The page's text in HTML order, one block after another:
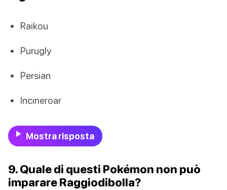
Raikou
Purugly
Persian
Incineroar
Mostra risposta
9. Quale di questi Pokémon non può
imparare Raggiodibolla?